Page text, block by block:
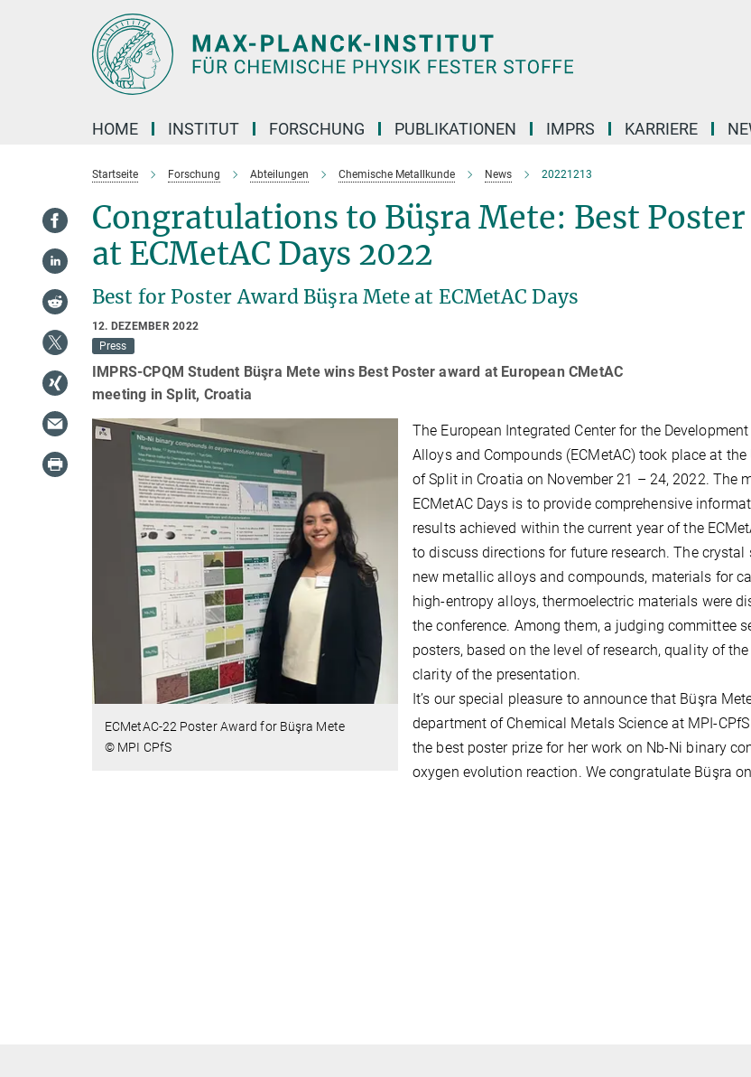
HOME INSTITUT FORSCHUNG PUBLIKATIONEN IMPRS KARRIERE
Startseite Forschung Abteilungen Chemische Metallkunde News 20221213
Congratulations to Büşra Mete: Best
at ECMetAC Days 2022
Best for Poster Award Büşra Mete at ECMetAC Days
12. DEZEMBER 2022
Press
IMPRS-CPQM Student Büşra Mete wins Best Poster award at European CMetAC
meeting in Split, Croatia
ECMetAC-22 Poster Award for Büşra Mete
© MPI CPfS
The European Integrated Center for the
Alloys and Compounds (ECMetAC) took place at the
of Split in Croatia on November 21 – 24, 2022. The
ECMetAC Days is to provide comprehensive
results achieved withinthe current year of the
to discuss directions for future research. The crystal
new metallic alloys and compounds, materials for
high-entropy alloys,thermoelectric materials were
the conference. Among them, a judging committee
posters, based on the level of research, quality of
clarity of the presentation.
It’s our special pleasure to announce that Büşra
department of Chemical Metals Science at MPI-
the best poster prize for her work on Nb-Ni binary
oxygen evolution reaction. We congratulate Büşra